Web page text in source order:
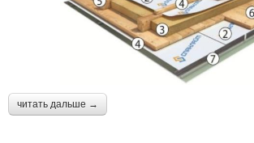
читать дальше →